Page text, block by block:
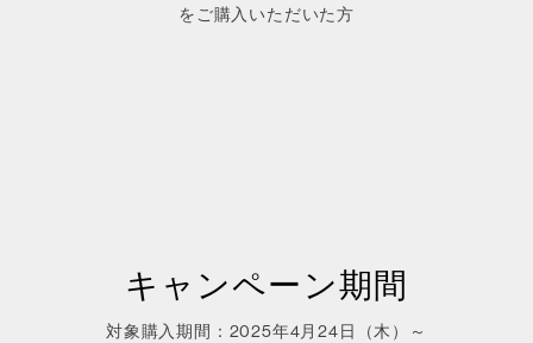
をご購入いただいた方
キャンペーン期間
対象購入期間：2025年4月24日（木）～